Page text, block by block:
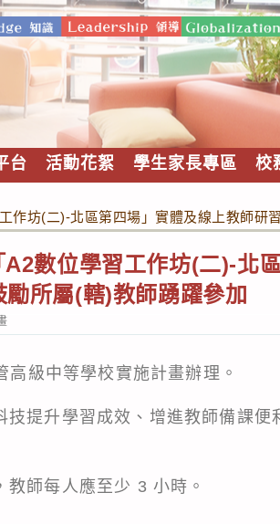
台 活動花絮 學生家長專區 校
作坊(二)-北區第四場」實體及線上教師研
數位學習工作坊(二)-北
所屬(轄)教師踴躍參加
級中等學校實施計畫辦理。
提升學習成效、增進教師備課便
師每人應至少 3 小時。